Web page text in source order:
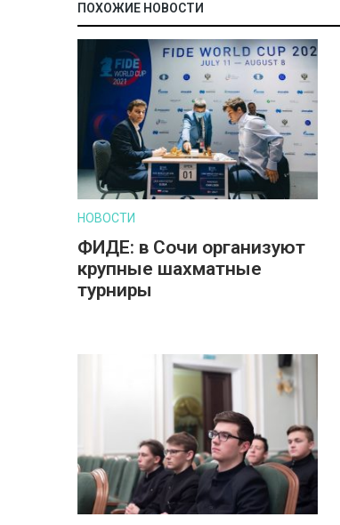
ПОХОЖИЕ НОВОСТИ
НОВОСТИ
ФИДЕ: в Сочи организуют
крупные шахматные
турниры